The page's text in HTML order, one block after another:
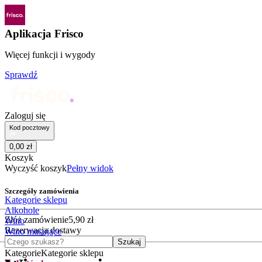
Aplikacja Frisco
Więcej funkcji i wygody
Sprawdź
Zaloguj się
Kod pocztowy
0,00 zł
Koszyk
Wyczyść koszykPełny widok
Szczegóły zamówienia
Złóż zamówienie5,90 zł
Rezerwacja dostawy
Czego szukasz?
Szukaj
KategorieKategorie sklepu
Kategorie sklepu
Alkohole
Wino
Wino musujące